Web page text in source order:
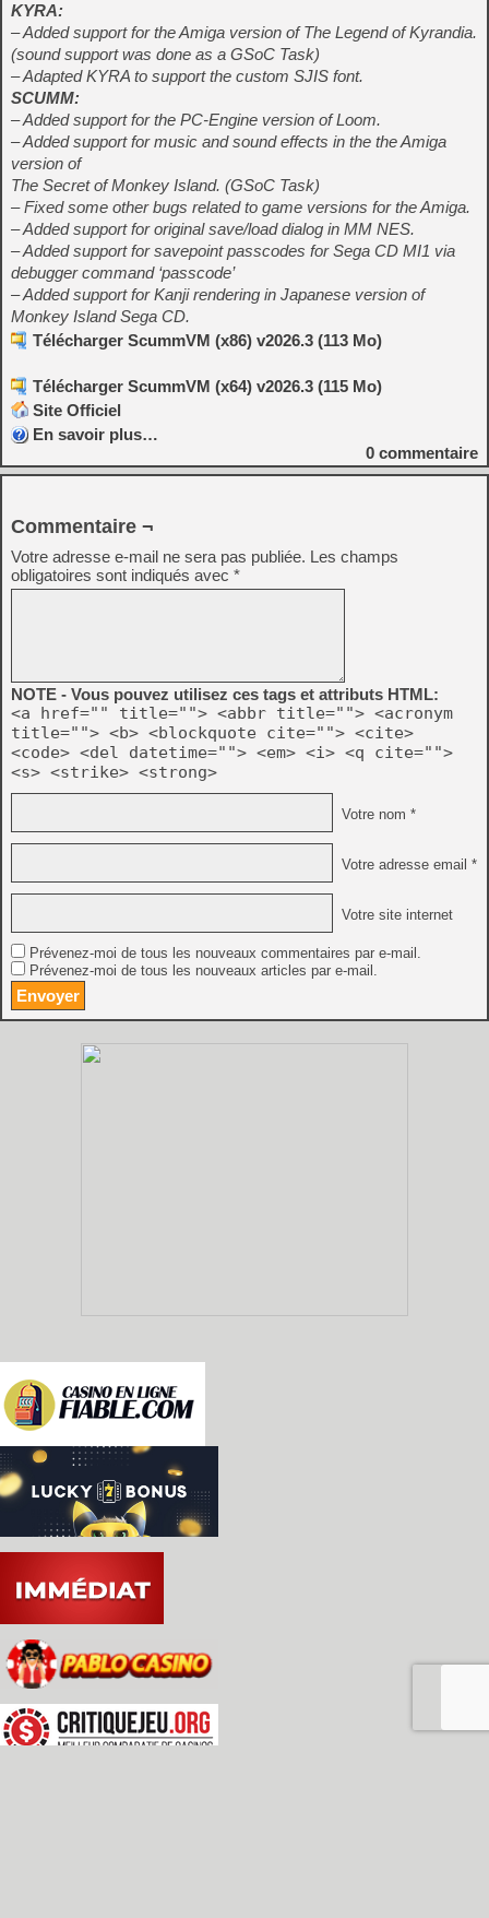
KYRA:
– Added support for the Amiga version of The Legend of Kyrandia.
(sound support was done as a GSoC Task)
– Adapted KYRA to support the custom SJIS font.
SCUMM:
– Added support for the PC-Engine version of Loom.
– Added support for music and sound effects in the the Amiga
version of
The Secret of Monkey Island. (GSoC Task)
– Fixed some other bugs related to game versions for the Amiga.
– Added support for original save/load dialog in MM NES.
– Added support for savepoint passcodes for Sega CD MI1 via
debugger command ‘passcode’
– Added support for Kanji rendering in Japanese version of
Monkey Island Sega CD.
Télécharger ScummVM (x86) v2026.3 (113 Mo)
Télécharger ScummVM (x64) v2026.3 (115 Mo)
Site Officiel
En savoir plus…
0 commentaire
Commentaire ¬
Votre adresse e-mail ne sera pas publiée. Les champs
obligatoires sont indiqués avec *
NOTE - Vous pouvez utilisez ces tags et attributs HTML:
<a href="" title=""> <abbr title=""> <acronym
title=""> <b> <blockquote cite=""> <cite>
<code> <del datetime=""> <em> <i> <q cite="">
<s> <strike> <strong>
Votre nom *
Votre adresse email *
Votre site internet
Prévenez-moi de tous les nouveaux commentaires par e-mail.
Prévenez-moi de tous les nouveaux articles par e-mail.